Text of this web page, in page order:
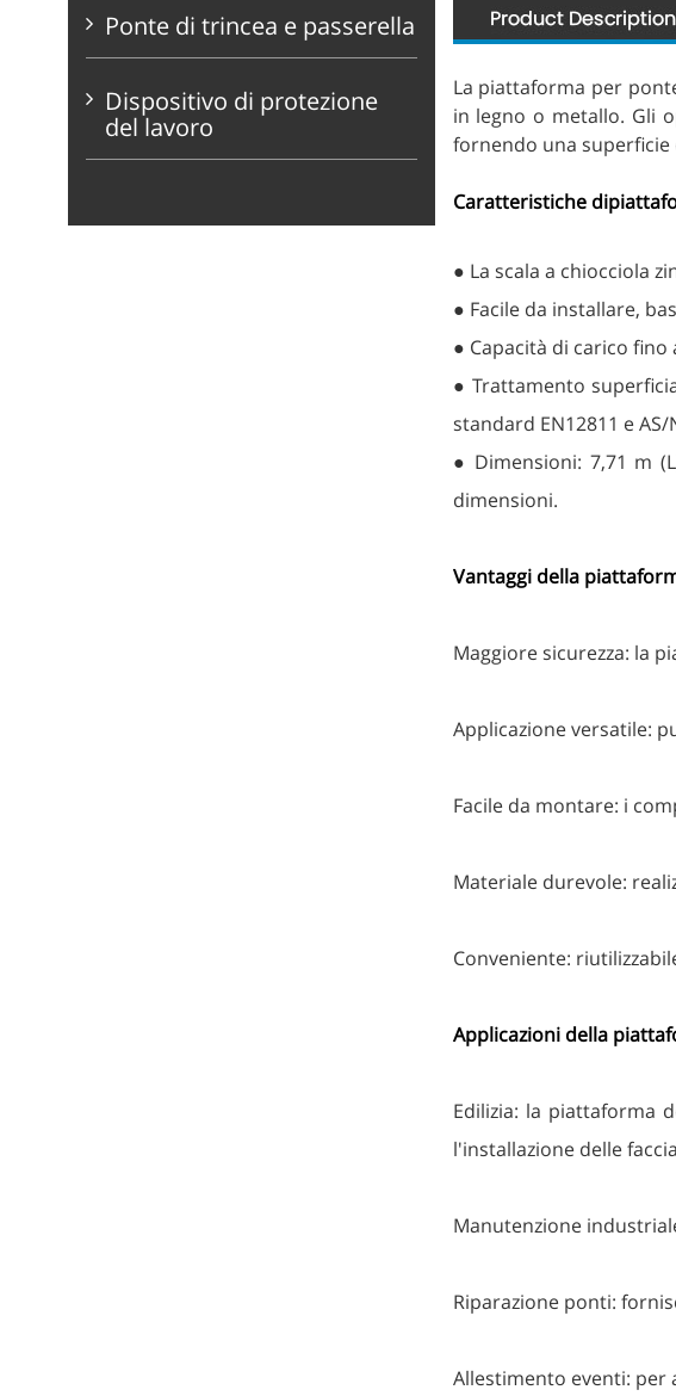
Ponte di trincea e passerella
Dispositivo di protezione
del lavoro
La piattaforma per
in legno o metallo. Gli
fornendo una
Caratteristiche di
● La scala a chiocciola
● Facile da installare,
● Capacità di carico fino
● Trattamento
standard EN12811 e
● Dimensioni: 7,71 m
dimensioni.
Vantaggi della
Maggiore sicurezza: la
Applicazione versatile:
Facile da montare: i
Materiale durevole:
Conveniente:
Applicazioni della
Edilizia: la piattaforma
l'installazione delle
Manutenzione
Riparazione ponti:
Allestimento eventi: per